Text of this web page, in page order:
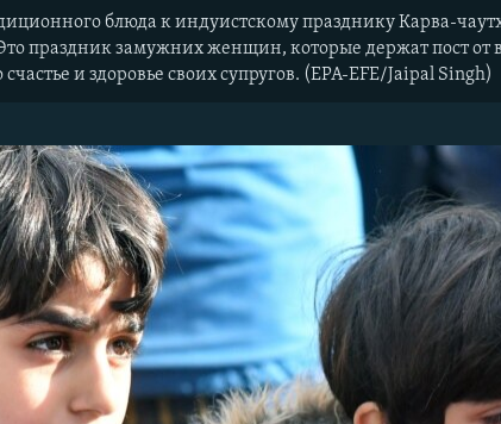
блюда к индуистскому празднику Карва-
праздник замужних женщин, которые держат пост от
и здоровье своих супругов. (EPA-EFE/Jaipal Singh)